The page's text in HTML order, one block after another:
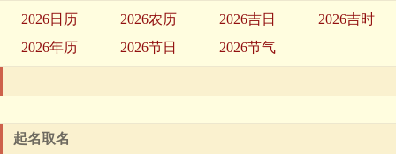
2026日历 2026农历 2026吉日
2026吉时
2026年历
2026节日 2026节气
起名取名